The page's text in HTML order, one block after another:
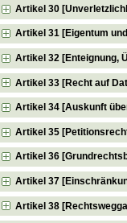
Artikel 30
Artikel 31 [Eigentum
Artikel 32 [Enteignung,
Artikel 33 [Recht auf
Artikel 34 [Auskunft
Artikel 35
Artikel 36
Artikel 37
Artikel 38